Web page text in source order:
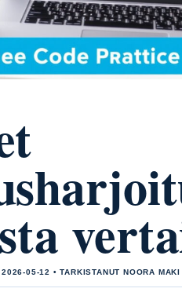
05-12 • TARKISTANUT NOORA MAKI